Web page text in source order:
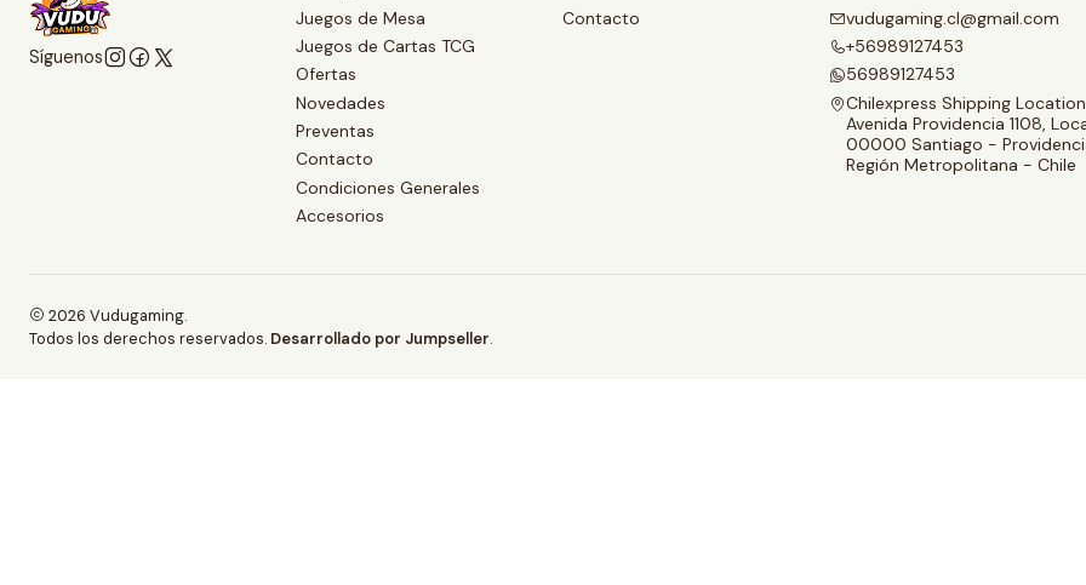
Síguenos
Juegos de Mesa
Juegos de Cartas TCG
Ofertas
Novedades
Preventas
Contacto
Condiciones Generales
Accesorios
Contacto
vudugaming.cl@gmail.com
+56989127453
56989127453
Chilexpress Shipping Location
Avenida Providencia 1108,
00000 Santiago -
Región Metropolitana - Chile
2026 Vudugaming.
Todos los derechos reservados. Desarrollado por Jumpseller.